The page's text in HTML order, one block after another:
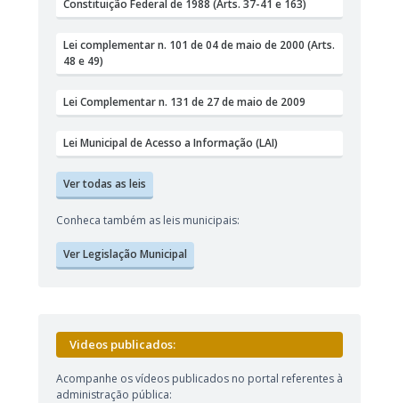
Constituição Federal de 1988 (Arts. 37-41 e 163)
Lei complementar n. 101 de 04 de maio de 2000 (Arts.
48 e 49)
Lei Complementar n. 131 de 27 de maio de 2009
Lei Municipal de Acesso a Informação (LAI)
Ver todas as leis
Conheca também as leis municipais:
Ver Legislação Municipal
Videos publicados:
Acompanhe os vídeos publicados no portal referentes à
administração pública: